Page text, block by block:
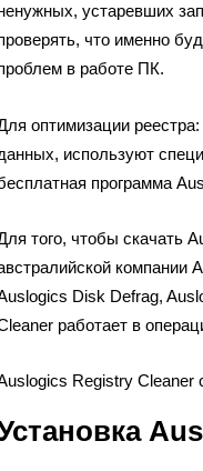
устаревших
что именно
в работе ПК.
оптимизации
используют
программа
того, чтобы скачать
компании
Disk Defrag,
работает в
Registry Cleaner